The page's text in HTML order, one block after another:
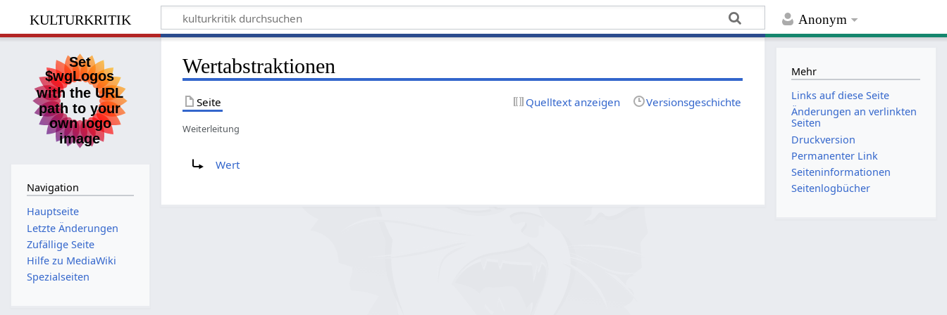
Anonym
kulturkritik
Wertabstraktionen
Seite Quelltext anzeigen Versionsgeschichte
Weiterleitung
Wert
Navigation
Hauptseite
Letzte Änderungen
Zufällige Seite
Hilfe zu MediaWiki
Spezialseiten
Mehr
Links auf diese Seite
Änderungen an verlinkten
Seiten
Druckversion
Permanenter Link
Seiten­­informationen
Seitenlogbücher